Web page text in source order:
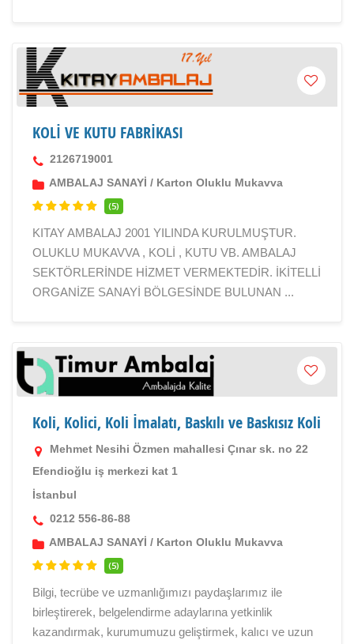
KOLİ VE KUTU FABRİKASI
2126719001
AMBALAJ SANAYİ / Karton Oluklu Mukavva
(5)
KITAY AMBALAJ 2001 YILINDA KURULMUŞTUR.
OLUKLU MUKAVVA , KOLİ , KUTU VB. AMBALAJ
SEKTÖRLERİNDE HİZMET VERMEKTEDİR. İKİTELLİ
ORGANİZE SANAYİ BÖLGESİNDE BULUNAN ...
Koli, Kolici, Koli İmalatı, Baskılı ve Baskısız Koli
Mehmet Nesihi Özmen mahallesi Çınar sk. no 22
Efendioğlu iş merkezi kat 1
İstanbul
0212 556-86-88
AMBALAJ SANAYİ / Karton Oluklu Mukavva
(5)
Bilgi, tecrübe ve uzmanlığımızı paydaşlarımız ile
birleştirerek, belgelendirme adaylarına yetkinlik
kazandırmak, kurumumuzu geliştirmek, kalıcı ve uzun